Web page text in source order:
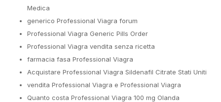
Medica
generico Professional Viagra forum
Professional Viagra Generic Pills Order
Professional Viagra vendita senza ricetta
farmacia fasa Professional Viagra
Acquistare Professional Viagra Sildenafil Citrate Stati Uniti
vendita Professional Viagra e Professional Viagra
Quanto costa Professional Viagra 100 mg Olanda